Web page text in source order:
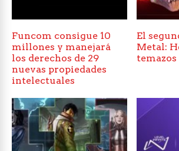
Funcom consigue 10
millones y manejará
los derechos de 29
nuevas propiedades
intelectuales
El
Metal: